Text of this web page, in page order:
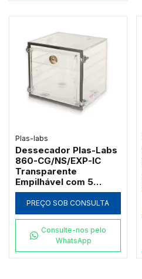
Plas-labs
Dessecador Plas-Labs
860-CG/NS/EXP-IC
Transparente
Empilhável com 5
Prateleiras e
Higrômetro
PREÇO SOB CONSULTA
Consulte-nos pelo
WhatsApp